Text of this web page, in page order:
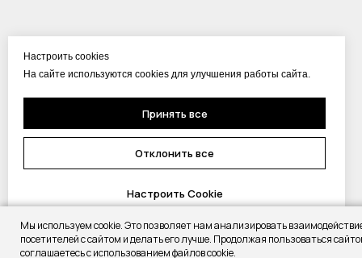
Настроить cookies
На сайте используются cookies для улучшения работы сайта.
Принять все
Отклонить все
Настроить Cookie
Мы используем cookie. Это позволяет нам анализировать
посетителей с сайтом и делать его лучше. Продолжая пользоваться
соглашаетесь с использованием файлов cookie.